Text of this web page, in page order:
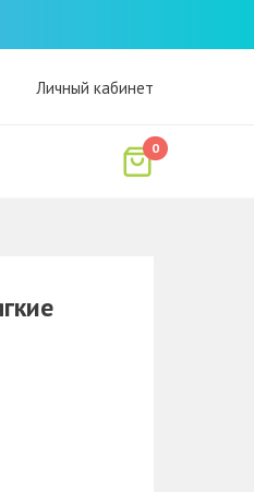
Личный кабинет
0